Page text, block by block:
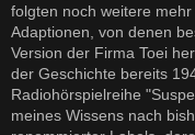
folgten noch weitere
Adaptionen, von denen
Version der Firma Toei
der Geschichte bereits
Radiohörspielreihe
meines Wissens nach